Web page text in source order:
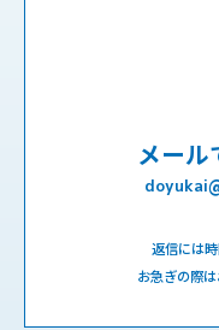
メール
返信には
お急ぎの際